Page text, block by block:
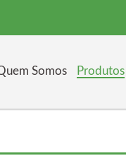
Somos Produtos